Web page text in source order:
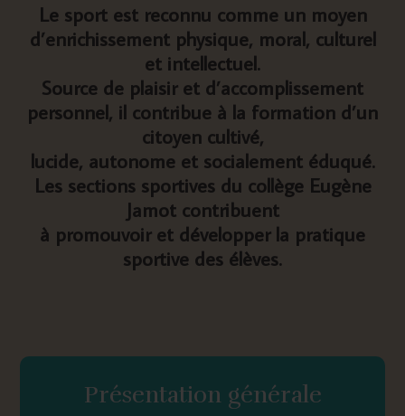
Le sport est reconnu comme un moyen
d’enrichissement physique, moral, culturel
et intellectuel.
Source de plaisir et d’accomplissement
personnel, il contribue à la formation d’un
citoyen cultivé,
lucide, autonome et socialement éduqué.
Les sections sportives du collège Eugène
Jamot contribuent
à promouvoir et développer la pratique
sportive des élèves.
Présentation générale